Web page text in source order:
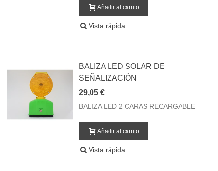
Añadir al carrito
Vista rápida
BALIZA LED SOLAR DE
SEÑALIZACIÓN
29,05 €
BALIZA LED 2 CARAS RECARGABLE
Añadir al carrito
Vista rápida